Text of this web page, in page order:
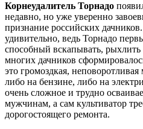
Корнеудалитель Торнадо
недавно, но уже уверенно
признание российских
удивительно, ведь Торнадо
способный вскапывать,
многих дачников
это громоздкая,
либо на бензине, либо на
очень сложное и трудно
мужчинам, а сам культиватор
дорогостоящего ремонта.